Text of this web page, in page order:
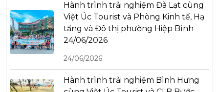
Hành trình trải nghiệm Đà Lạt cùng
Việt Úc Tourist và Phòng Kinh tế, Hạ
tầng và Đô thị phường Hiệp Bình
24/06/2026
24/06/2026
Hành trình trải nghiệm Bình Hưng